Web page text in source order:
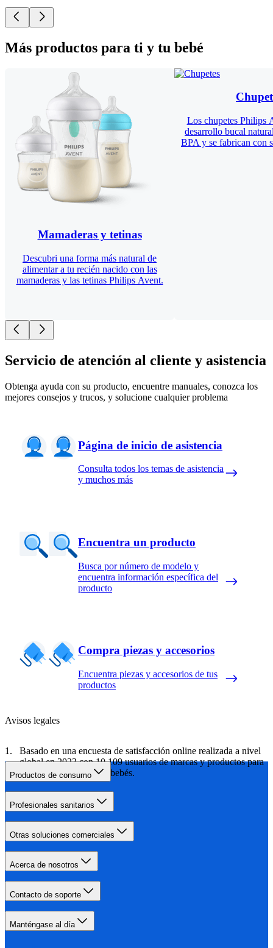
Más productos para ti y tu bebé
Mamaderas y tetinas
Descubri una forma más natural de
alimentar a tu recién nacido con las
mamaderas y las tetinas Philips Avent.
Los chupetes Philips
desarrollo bucal
BPA y se fabrican con
Servicio de atención al cliente y asistencia
Obtenga ayuda con su producto, encuentre manuales, conozca los
mejores consejos y trucos, y solucione cualquier problema
Página de inicio de asistencia
Consulta todos los temas de asistencia
y muchos más
Encuentra un producto
Busca por número de modelo y
encuentra información específica del
producto
Compra piezas y accesorios
Encuentra piezas y accesorios de tus
productos
Avisos legales
Basado en una encuesta de satisfacción online realizada a nivel
global en 2023 con 10 109 usuarios de marcas y productos para
el cuidado de madres y bebés.
Productos de consumo
Profesionales sanitarios
Otras soluciones comerciales
Acerca de nosotros
Contacto de soporte
Manténgase al día